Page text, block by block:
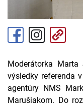
Moderátorka
výsledky referenda
agentúry NMS
Marušiakom. Do